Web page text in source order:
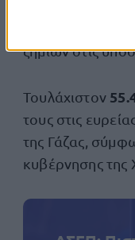
κόβονται οι
ζημιών στις
Τουλάχιστον
τους στις
της Γάζας,
κυβέρνησης της